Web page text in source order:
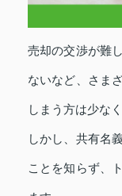
売却の交渉が難
ないなど、さま
しまう方は少な
しかし、共有名
ことを知らず、